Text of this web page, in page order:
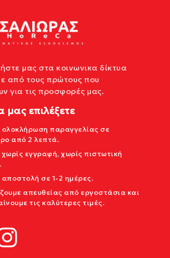
μας στα κοινωνικα δίκτυα
από τους πρώτους που
για τις προσφορές μας.
μας επιλέξετε
παραγγελίας σε
από 2 λεπτά.
εγγραφή, χωρίς πιστωτική
σε 1-2 ημέρες.
απευθείας από εργοστάσια και
τις καλύτερες τιμές.